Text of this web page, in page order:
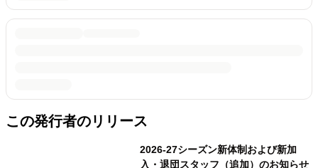
この発行者のリリース
2026-27シーズン新体制および新加
入・退団スタッフ（追加）のお知らせ